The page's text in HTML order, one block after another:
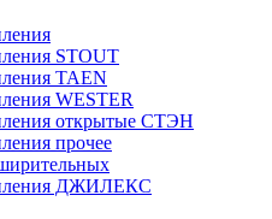
STOUT
TAEN
WESTER
открытые СТЭН
прочее
ДЖИЛЕКС